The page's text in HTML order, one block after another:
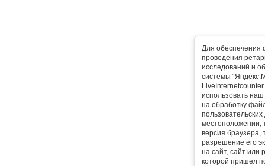
Для обеспечения
проведения
исследований и
системы
использовать
на обработку
местоположении,
версия браузера,
разрешение его
на сайт, сайт или
которой пришел